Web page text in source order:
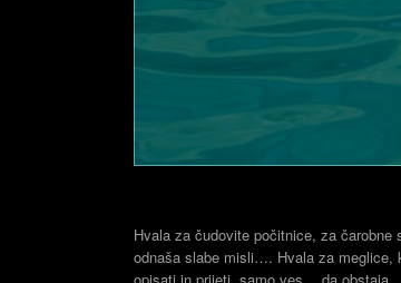
Hvala za čudovite počitnice, za
odnaša slabe misli…. Hvala za meglice,